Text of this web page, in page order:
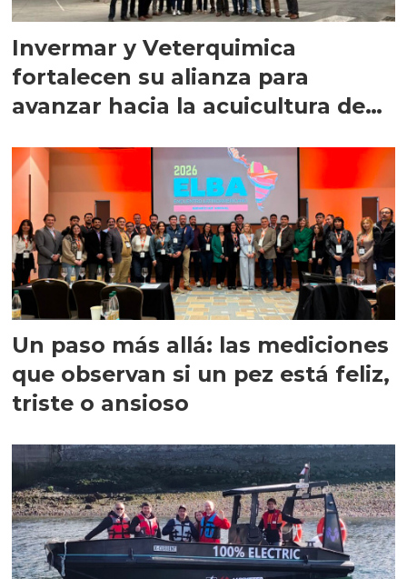
Invermar y Veterquimica
fortalecen su alianza para
avanzar hacia la acuicultura de
Un paso más allá: las mediciones
que observan si un pez está feliz,
triste o ansioso